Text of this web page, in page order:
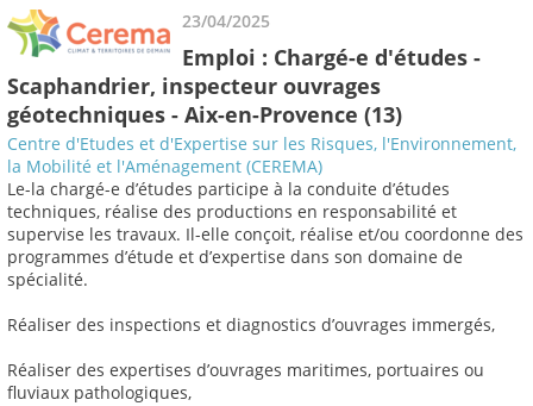
23/04/2025
Emploi : Chargé-e d'études -
Scaphandrier, inspecteur ouvrages
géotechniques - Aix-en-Provence (13)
Centre d'Etudes et d'Expertise sur les Risques, l'Environnement,
la Mobilité et l'Aménagement (CEREMA)
Le-la chargé-e d’études participe à la conduite d’études
techniques, réalise des productions en responsabilité et
supervise les travaux. Il-elle conçoit, réalise et/ou coordonne des
programmes d’étude et d’expertise dans son domaine de
spécialité.
Réaliser des inspections et diagnostics d’ouvrages immergés,
Réaliser des expertises d’ouvrages maritimes, portuaires ou
fluviaux pathologiques,